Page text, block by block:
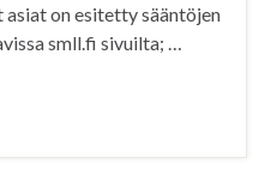
on esitetty sääntöjen
smll.fi sivuilta; …